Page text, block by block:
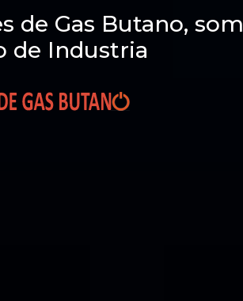
de Gas Butano,
de Industria